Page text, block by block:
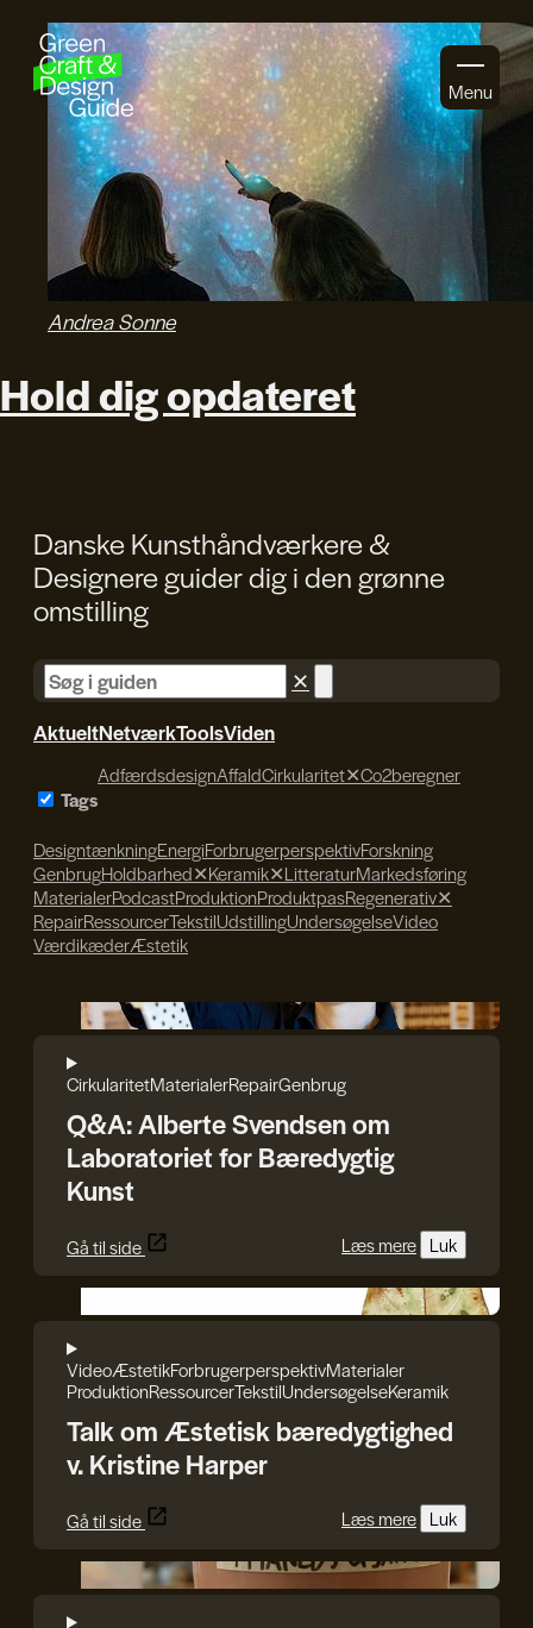
Gå til indhold
Menu
Andrea Sonne
Hold dig opdateret
Danske Kunsthåndværkere &
Designere guider dig i dengrønne
omstilling
✕
AktueltNetværkToolsViden
Tags
AdfærdsdesignAffaldCirkularitet✕Co2beregner
DesigntænkningEnergiForbrugerperspektivForskning
GenbrugHoldbarhed✕Keramik✕LitteraturMarkedsføring
MaterialerPodcastProduktionProduktpasRegenerativ✕
RepairRessourcerTekstilUdstillingUndersøgelseVideo
VærdikæderÆstetik
Søren Svendsen
CirkularitetMaterialerRepairGenbrug
Q&A: Alberte Svendsen om
Laboratoriet for Bæredygtig
Kunst
Gå til side Læs mere Luk
VideoÆstetikForbrugerperspektivMaterialer
ProduktionRessourcerTekstilUndersøgelseKeramik
Talk om Æstetisk bæredygtighed
v. Kristine Harper
Gå til side Læs mere Luk